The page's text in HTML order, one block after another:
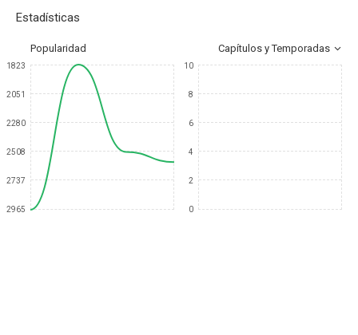
Estadísticas
Popularidad Capítulos y Temporadas
1823
2051
2280
2508
2737
2965
10
8
6
4
2
0